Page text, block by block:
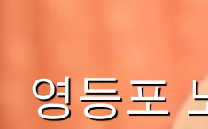
영등포